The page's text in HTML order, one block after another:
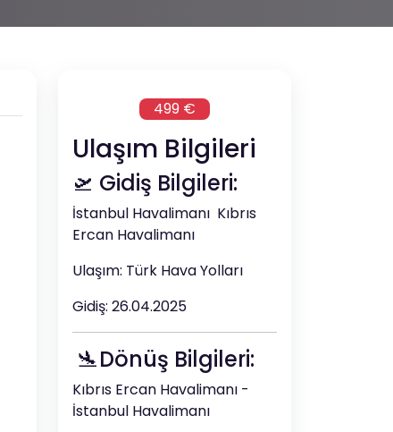
499 €
Ulaşım Bilgileri
🛫 Gidiş Bilgileri:
İstanbul Havalimanı Kıbrıs
Ercan Havalimanı
Ulaşım: Türk Hava Yolları
Gidiş: 26.04.2025
🛬Dönüş Bilgileri:
Kıbrıs Ercan Havalimanı -
İstanbul Havalimanı